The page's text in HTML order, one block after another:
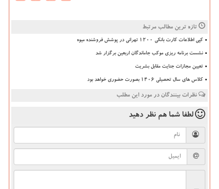
تازه ترین مطالب مرتبط
کپی اطلاعات کارت بانکی ۱۲۰۰ تهرانی در پوشش فروشنده میوه
نشست برنامه ریزی موکب جاماندگان اربعین برگزار شد
تعیین مجازات جنایت مقابل بشریت
کلاس های سال تحصیلی ۱۴۰۶ بصورت حضوری خواهد بود
نظرات بینندگان در مورد این مطلب
لطفا شما هم نظر دهید